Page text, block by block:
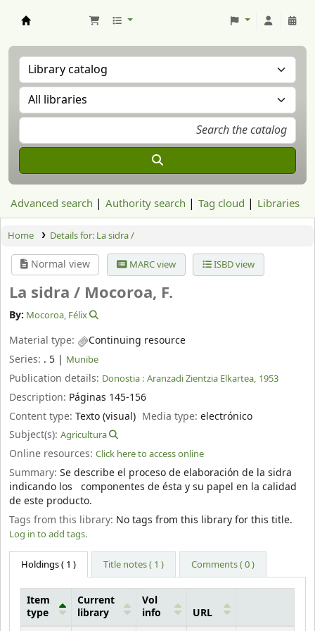
Advanced search Authority search Tag cloud Libraries
Home Details for: La sidra /
Normal view MARC view ISBD view
La sidra / Mocoroa, F.
By: Mocoroa, Félix
Material type:
Continuing resource
Series: . 5 | Munibe
Publication details: Donostia : Aranzadi Zientzia Elkartea, 1953
Description: Páginas 145-156
Content type: Texto (visual) Media type:electrónico
Subject(s): Agricultura
Online resources: Click here to access online
Summary: Se describe el proceso de elaboración de la sidra
indicando los componentes de ésta y su papel en la calidad
de este producto.
Tags from this library: No tags from this library for this title.
Log in to add tags.
Holdings( 1 ) Title notes ( 1 ) Comments ( 0 )
Item
type
Current
library
Vol
info
URL